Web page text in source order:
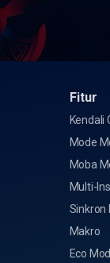
Fitur
Kendali
Mode
Moba
Multi-
Sinkron
Makro
Eco